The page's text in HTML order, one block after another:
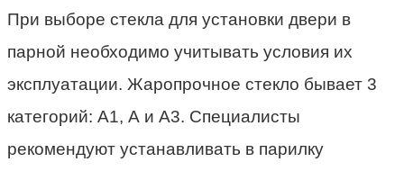
При выборе стекла для установки двери в
парной необходимо учитывать условия их
эксплуатации. Жаропрочное стекло бывает 3
категорий: А1, А и А3. Специалисты
рекомендуют устанавливать в парилку